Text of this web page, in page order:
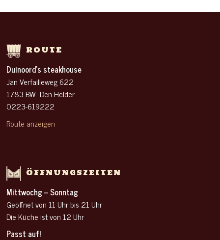
ROUTE
Duinoord’s steakhouse
Jan Verfailleweg 622
1783 BW Den Helder
0223-619222
Route anzeigen
ÖFFNUNGSZEITEN
Mittwochg – Sonntag
Geöffnet von 11 Uhrbis 21 Uhr
Die Küche ist von 12 Uhr
Passt auf!